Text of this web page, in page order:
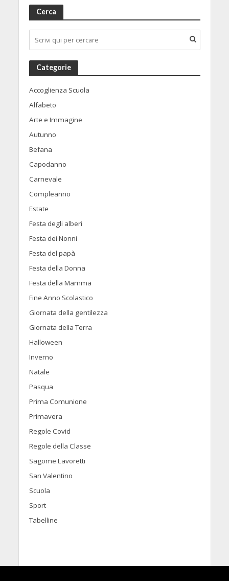
Cerca
Categorie
Accoglienza Scuola
Alfabeto
Arte e Immagine
Autunno
Befana
Capodanno
Carnevale
Compleanno
Estate
Festa degli alberi
Festa dei Nonni
Festa del papà
Festa della Donna
Festa della Mamma
Fine Anno Scolastico
Giornata della gentilezza
Giornata della Terra
Halloween
Inverno
Natale
Pasqua
Prima Comunione
Primavera
Regole Covid
Regole della Classe
Sagome Lavoretti
San Valentino
Scuola
Sport
Tabelline